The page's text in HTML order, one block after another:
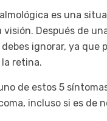
es una
visión. Después de
ignorar, ya
retina.
de estos 5
incluso si es de